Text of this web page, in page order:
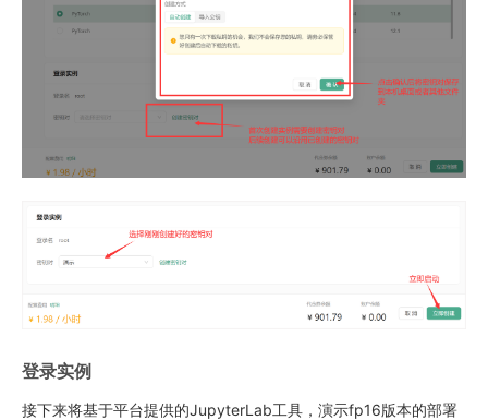
登录实例
接下来将基于平台提供的JupyterLab工具，演示fp16版本的部署